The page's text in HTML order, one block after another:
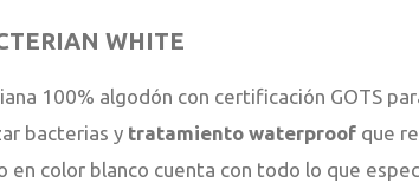
WHITE
100% algodón con certificación GOTS
bacterias y tratamiento waterproof que
en color blanco cuenta con todo lo que